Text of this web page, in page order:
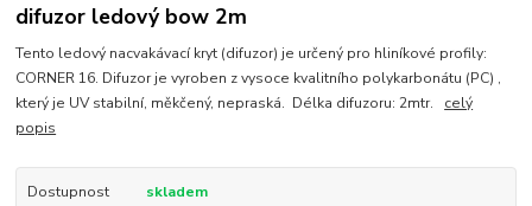
difuzor ledový bow 2m
Tento ledový nacvakávací kryt (difuzor) je určený pro hliníkové profily:
CORNER 16. Difuzor je vyroben z vysoce kvalitního polykarbonátu (PC) ,
který je UV stabilní, měkčený, nepraská. Délka difuzoru: 2mtr. celý
popis
Dostupnost skladem